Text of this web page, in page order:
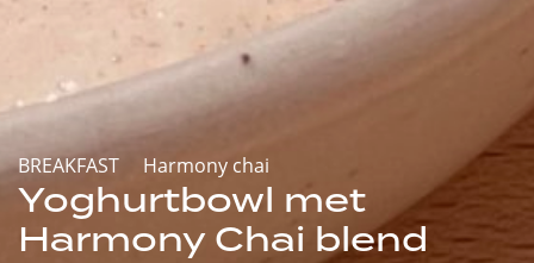
BREAKFAST Harmony chai
Yoghurtbowl met
Harmony Chai blend